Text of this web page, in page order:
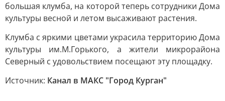
большая клумба, на которой теперь сотрудники Дома
культуры весной и летом высаживают растения.
Клумба с яркими цветами украсила территорию Дома
культуры им.М.Горького, а жители микрорайона
Северный с удовольствием посещают эту площадку.
Источник: Канал в МАКС "Город Курган"